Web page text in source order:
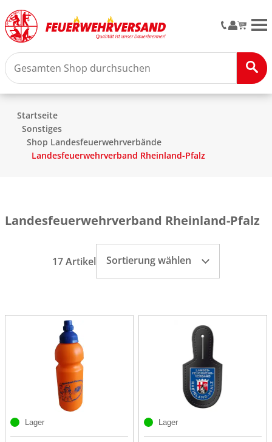
Startseite
Sonstiges
Shop Landesfeuerwehrverbände
Landesfeuerwehrverband Rheinland-Pfalz
Landesfeuerwehrverband Rheinland-Pfalz
17 Artikel Sortierung wählen
Lager Lager